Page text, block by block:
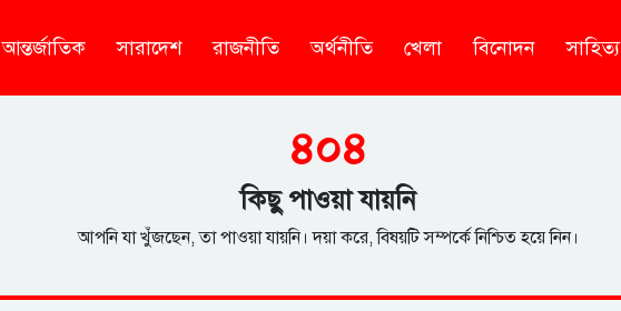
আন্তর্জাতিক সারাদেশ রাজনীতি অর্থনীতি খেলা বিনোদন সাহিত্য
৪০৪
কিছু পাওয়া যায়নি
আপনি যা খুঁজছেন, তা পাওয়া যায়নি। দয়া করে, বিষয়টি সম্পর্কে নিশ্চিত হয়ে নিন।